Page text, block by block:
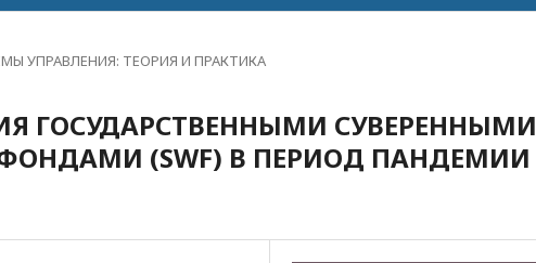
УПРАВЛЕНИЯ: ТЕОРИЯ И ПРАКТИКА
ГОСУДАРСТВЕННЫМИ СУВЕРЕННЫМИ
(SWF) В ПЕРИОД ПАНДЕМИИ